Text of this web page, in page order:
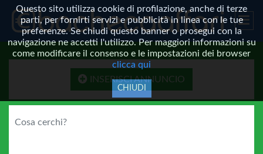
Questo sito utilizza cookie di profilazione, anche di terze
parti, per fornirti servizi e pubblicità in linea con le tue
preferenze. Se chiudi questo banner o prosegui con la
navigazione ne accetti l'utilizzo. Per maggiori informazioni su
come modificare il consenso e le impostazioni dei browser
clicca qui
CHIUDI
INSERISCI ANNUNCIO